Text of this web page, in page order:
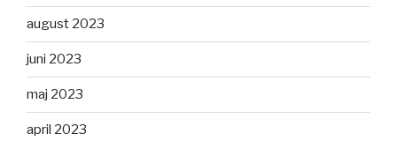
august 2023
juni 2023
maj 2023
april 2023